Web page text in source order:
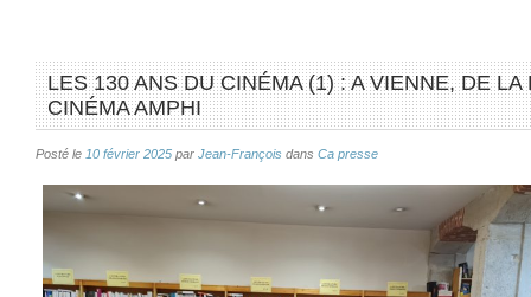
LES 130 ANS DU CINÉMA (1) : A VIENNE, DE
CINÉMA AMPHI
Posté le 10 février 2025 par Jean-François dans Ca presse